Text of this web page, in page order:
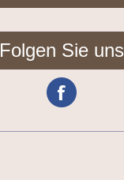
Folgen Sie uns